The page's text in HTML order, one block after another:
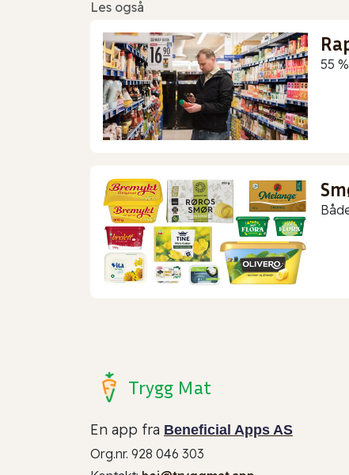
Les også
55
Trygg Mat
En app fra Beneficial Apps AS
Org.nr. 928 046 303